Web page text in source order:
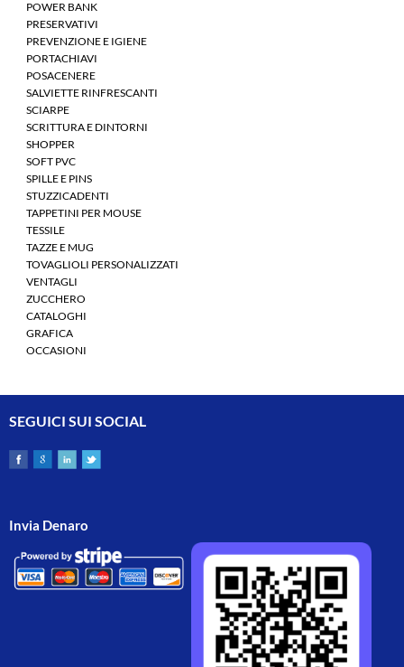
POWER BANK
PRESERVATIVI
PREVENZIONE E IGIENE
PORTACHIAVI
POSACENERE
SALVIETTE RINFRESCANTI
SCIARPE
SCRITTURA E DINTORNI
SHOPPER
SOFT PVC
SPILLE E PINS
STUZZICADENTI
TAPPETINI PER MOUSE
TESSILE
TAZZE E MUG
TOVAGLIOLI PERSONALIZZATI
VENTAGLI
ZUCCHERO
CATALOGHI
GRAFICA
OCCASIONI
SEGUICI SUI SOCIAL
Invia Denaro